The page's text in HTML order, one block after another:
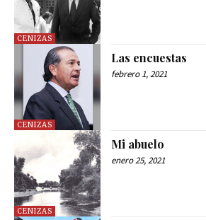
CENIZAS
CENIZAS
Las encuestas
febrero 1, 2021
CENIZAS
Mi abuelo
enero 25, 2021